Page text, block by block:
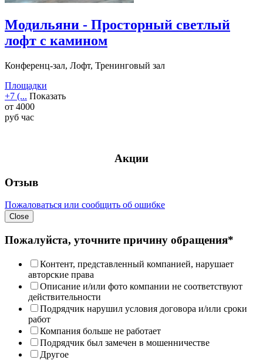
Модильяни - Просторный светлый
лофт с камином
Конференц-зал, Лофт, Тренинговый зал
Площадки
+7 (... Показать
от 4000
руб час
Акции
Отзыв
Пожаловаться или сообщить об ошибке
Close
Пожалуйста, уточните причину обращения*
Контент, представленный компанией, нарушает
авторские права
Описание и/или фото компании не соответствуют
действительности
Подрядчик нарушил условия договора и/или сроки
работ
Компания больше не работает
Подрядчик был замечен в мошенничестве
Другое